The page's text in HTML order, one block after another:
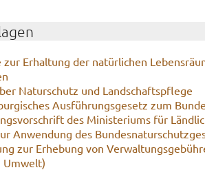
zur Er­hal­tung der na­tür­li­chen
Na­tur­schutz und Land­schafts­pfle­ge
Aus­füh­rungs­ge­setz zum
des Mi­nis­te­ri­ums für
An­wen­dung des
zur Er­he­bung von
Um­welt)